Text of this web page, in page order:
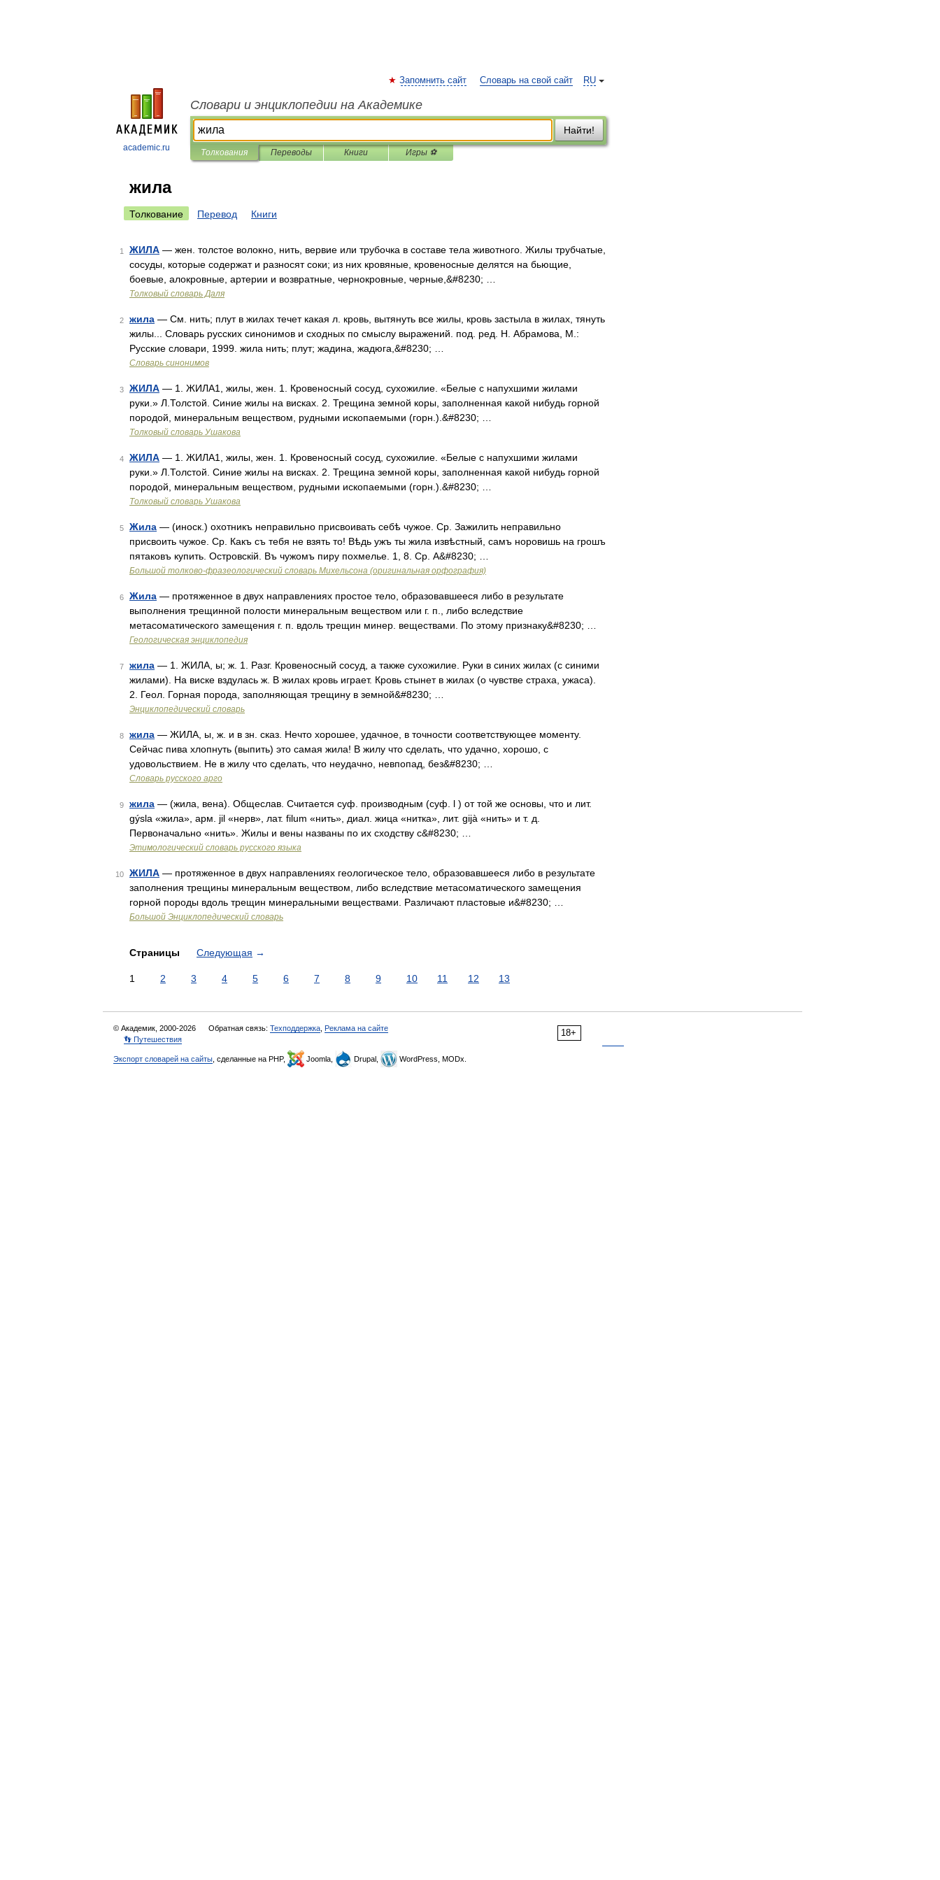
academic.ru
RU
Запомнить сайт Словарь на свой сайт
Словари и энциклопедии на Академике
Найти!
Толкования Переводы Книги Игры ⚽
жила
Толкование Перевод Книги
1 ЖИЛА — жен. толстое волокно, нить, вервие или трубочка в составе тела животного. Жилы трубчатые,
сосуды, которые содержат и разносят соки; из них кровяные, кровеносные делятся на бьющие,
боевые, алокровные, артерии и возвратные, чернокровные, черные,&#8230; …
Толковый словарь Даля
2 жила — См. нить; плут в жилах течет какая л. кровь, вытянуть все жилы, кровь застыла в жилах, тянуть
жилы... Словарь русских синонимов и сходных по смыслу выражений. под. ред. Н. Абрамова, М.:
Русские словари, 1999. жила нить; плут; жадина, жадюга,&#8230; …
Словарь синонимов
3 ЖИЛА — 1. ЖИЛА1, жилы, жен. 1. Кровеносный сосуд, сухожилие. «Белые с напухшими жилами
руки.» Л.Толстой. Синие жилы на висках. 2. Трещина земной коры, заполненная какой нибудь горной
породой, минеральным веществом, рудными ископаемыми (горн.).&#8230; …
Толковый словарь Ушакова
4 ЖИЛА — 1. ЖИЛА1, жилы, жен. 1. Кровеносный сосуд, сухожилие. «Белые с напухшими жилами
руки.» Л.Толстой. Синие жилы на висках. 2. Трещина земной коры, заполненная какой нибудь горной
породой, минеральным веществом, рудными ископаемыми (горн.).&#8230; …
Толковый словарь Ушакова
5 Жила — (иноск.) охотникъ неправильно присвоивать себѣ чужое. Ср. Зажилить неправильно
присвоить чужое. Ср. Какъ съ тебя не взять то! Вѣдь ужъ ты жила извѣстный, самъ норовишь на грошъ
пятаковъ купить. Островскій. Въ чужомъ пиру похмелье. 1, 8. Ср. А&#8230; …
Большой толково-фразеологический словарь Михельсона (оригинальная орфография)
6 Жила — протяженное в двух направлениях простое тело, образовавшееся либо в результате
выполнения трещинной полости минеральным веществом или г. п., либо вследствие
метасоматического замещения г. п. вдоль трещин минер. веществами. По этому признаку&#8230; …
Геологическая энциклопедия
7 жила — 1. ЖИЛА, ы; ж. 1. Разг. Кровеносный сосуд, а также сухожилие. Руки в синих жилах (с синими
жилами). На виске вздулась ж. В жилах кровь играет. Кровь стынет в жилах (о чувстве страха, ужаса).
2. Геол. Горная порода, заполняющая трещину в земной&#8230; …
Энциклопедический словарь
8 жила — ЖИЛА, ы, ж. и в зн. сказ. Нечто хорошее, удачное, в точности соответствующее моменту.
Сейчас пива хлопнуть (выпить) это самая жила! В жилу что сделать, что удачно, хорошо, с
удовольствием. Не в жилу что сделать, что неудачно, невпопад, без&#8230; …
Словарь русского арго
9 жила — (жила, вена). Общеслав. Считается суф. производным (суф. l ) от той же основы, что и лит.
gýsla «жила», арм. jil «нерв», лат. filum «нить», диал. жица «нитка», лит. gijà «нить» и т. д.
Первоначально «нить». Жилы и вены названы по их сходству с&#8230; …
Этимологический словарь русского языка
10 ЖИЛА — протяженное в двух направлениях геологическое тело, образовавшееся либо в результате
заполнения трещины минеральным веществом, либо вследствие метасоматического замещения
горной породы вдоль трещин минеральными веществами. Различают пластовые и&#8230; …
Большой Энциклопедический словарь
Страницы Следующая →
1 2 3 4 5 6 7 8 9 10 11 12 13
18+
© Академик, 2000-2026 Обратная связь: Техподдержка Реклама на сайте
👣 Путешествия
Экспорт словарей на сайты , сделанные на PHP, Joomla, Drupal, WordPress, MODx.